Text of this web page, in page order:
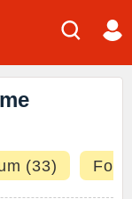
(33)